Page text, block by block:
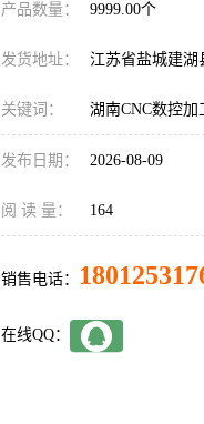
产品数量： 9999.00个
发货地址： 江苏省盐城建湖
关键词： 湖南CNC数控加
发布日期： 2026-08-09
阅 读 量： 164
销售电话：
在线QQ：